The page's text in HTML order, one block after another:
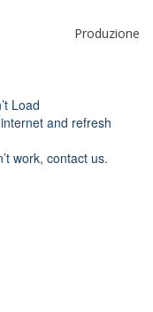
Produzione
Load
and refresh
work, contact us.